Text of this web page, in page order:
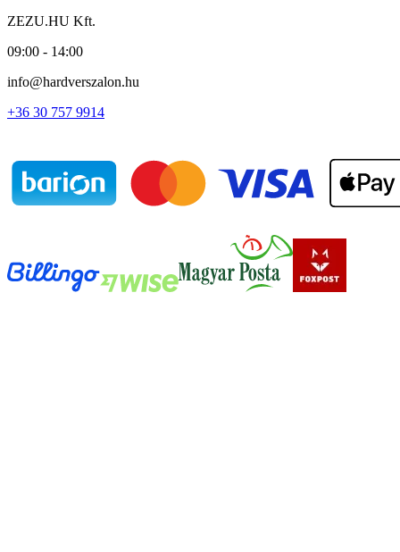
ZEZU.HU Kft.
09:00 - 14:00
info@hardverszalon.hu
+36 30 757 9914